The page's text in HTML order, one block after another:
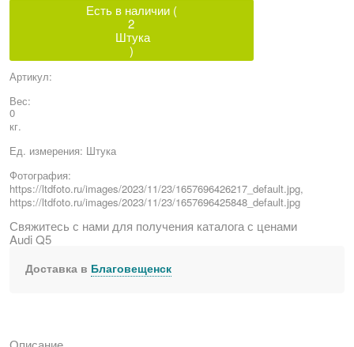
Есть в наличии (
2
Штука
)
Артикул:
Вес:
0
кг.
Ед. измерения: Штука
Фотография:
https://ltdfoto.ru/images/2023/11/23/1657696426217_default.jpg,
https://ltdfoto.ru/images/2023/11/23/1657696425848_default.jpg
Свяжитесь с нами для получения каталога с ценами
Audi Q5
Доставка в Благовещенск